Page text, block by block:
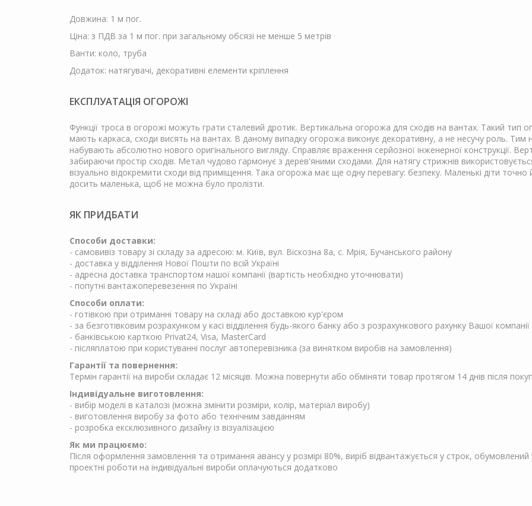
Довжина: 1 м пог.
Ціна: з ПДВ за 1 м пог. при загальному обсязі не менше 5 метрів
Ванти: коло, труба
Додаток: натягувачі, декоративні елементи кріплення
ЕКСПЛУАТАЦІЯ ОГОРОЖІ
Функції троса в огорожі можуть грати сталевий дротик. Вертикальна огорожа для сходів на вантах. Такий тип
мають каркаса, сходи висять на вантах. В даному випадку огорожа виконує декоративну, а не несучу роль.
набувають абсолютно нового оригінального вигляду. Справляє враження серйозної інженерної конструкції.
забираючи простір сходів. Метал чудово гармонує з дерев'яними сходами. Для натягу стрижнів
візуально відокремити сходи від приміщення. Така огорожа має ще одну перевагу: безпеку. Маленькі діти точно
досить маленька, щоб не можна було пролізти.
ЯК ПРИДБАТИ
Способи доставки:
- самовивіз товару зі складу за адресою: м. Київ, вул. Віскозна 8а, с. Мрія, Бучанського району
- доставка у відділення Нової Пошти по всій Україні
- адресна доставка транспортом нашої компанії (вартість необхідно уточнювати)
- попутні вантажоперевезення по Україні
Способи оплати:
- готівкою при отриманні товару на складі або доставкою кур'єром
- за безготівковим розрахунком у касі відділення будь-якого банку або з розрахункового рахунку Вашої компанії
- банківською карткою Privat24, Visa, MasterCard
- післяплатою при користуванні послуг автоперевізника (за винятком виробів на замовлення)
Гарантії та повернення:
Термін гарантії на вироби складає 12 місяців. Можна повернути або обміняти товар протягом 14 днів після
Індивідуальне виготовлення:
- вибір моделі в каталозі (можна змінити розміри, колір, матеріал виробу)
- виготовлення виробу за фото або технічним завданням
- розробка ексклюзивного дизайну із візуалізацією
Як ми працюємо:
Після оформлення замовлення та отримання авансу у розмірі 80%, виріб відвантажується у строк, обумовлений
проектні роботи на індивідуальні вироби оплачуються додатково